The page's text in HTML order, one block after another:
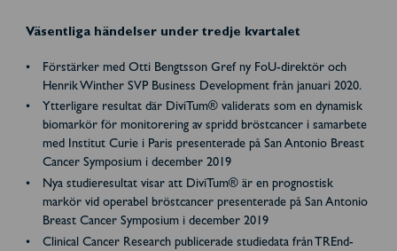
Väsentliga händelser under tredje kvartalet
Förstärker med Otti Bengtsson Gref ny FoU-direktör och
Henrik Winther SVP Business Development från januari 2020.
Ytterligare resultat där DiviTum® validerats som en dynamisk
biomarkör för monitorering av spridd bröstcancer i samarbete
med Institut Curie i Paris presenterade på San Antonio Breast
Cancer Symposium i december 2019
Nya studieresultat visar att DiviTum® är en prognostisk
markör vid operabel bröstcancer presenterade på San Antonio
Breast Cancer Symposium i december 2019
Clinical Cancer Research publicerade studiedata från TREnd-